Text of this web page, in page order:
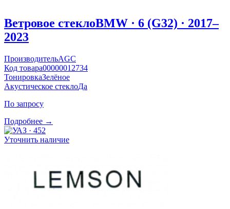
Ветровое стеклоBMW · 6 (G32) · 2017–
2023
ПроизводительAGC
Код товара00000012734
ТонировкаЗелёное
Акустическое стеклоДа
По запросу
Подробнее →
Уточнить наличие